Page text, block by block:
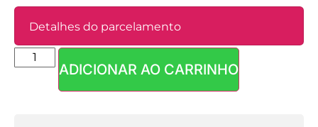
Detalhes do parcelamento
Parcelas:ADICIONAR AO CARRINHO